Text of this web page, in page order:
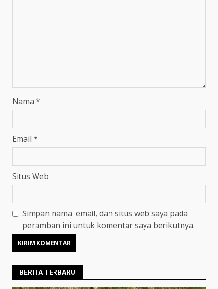
Nama *
Email *
Situs Web
Simpan nama, email, dan situs web saya pada
peramban ini untuk komentar saya berikutnya.
BERITA TERBARU